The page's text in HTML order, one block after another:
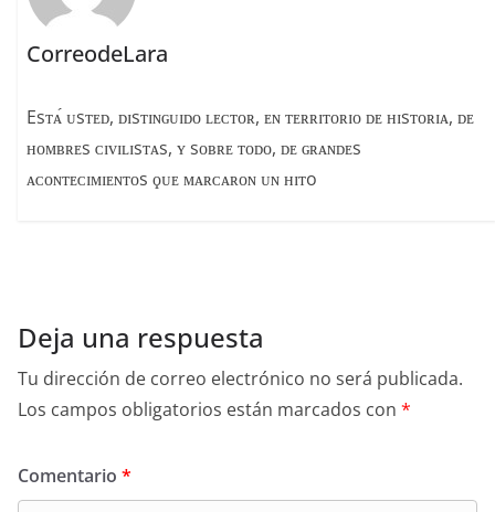
CorreodeLara
Esᴛᴀ́ ᴜsᴛᴇᴅ, ᴅɪsᴛɪɴɢᴜɪᴅᴏ ʟᴇᴄᴛᴏʀ, ᴇɴ ᴛᴇʀʀɪᴛᴏʀɪᴏ ᴅᴇ ʜɪsᴛᴏʀɪᴀ, ᴅᴇ
ʜᴏᴍʙʀᴇs ᴄɪᴠɪʟɪsᴛᴀs, ʏ sᴏʙʀᴇ ᴛᴏᴅᴏ, ᴅᴇ ɢʀᴀɴᴅᴇs
ᴀᴄᴏɴᴛᴇᴄɪᴍɪᴇɴᴛᴏs ϙᴜᴇ ᴍᴀʀᴄᴀʀᴏɴ ᴜɴ ʜɪᴛo
Deja una respuesta
Tu dirección de correo electrónico no será publicada.
Los campos obligatorios están marcados con *
Comentario *